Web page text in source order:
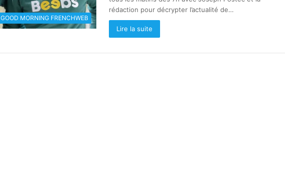
GOOD MORNING FRENCHWEB
rédaction pour décrypter l’actualité de…
Lire la suite